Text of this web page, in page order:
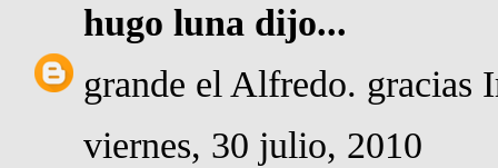
hugo luna dijo...
grande el Alfredo. gracias
viernes, 30 julio, 2010